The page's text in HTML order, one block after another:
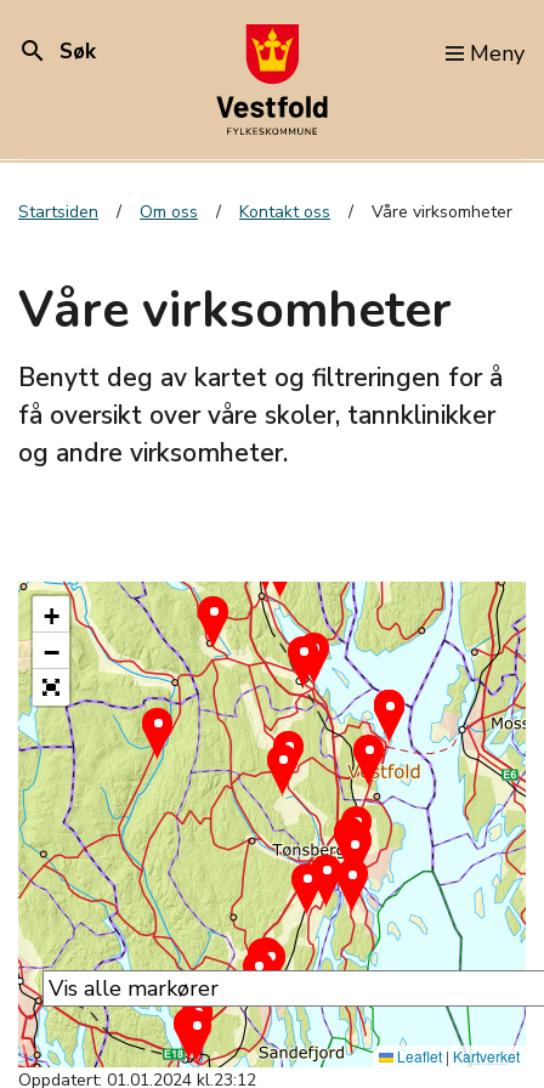
search Søk Meny
Startsiden Om oss Kontakt oss Våre virksomheter
Våre virksomheter
Benytt deg av kartet og filtreringen for å
få oversikt over våre skoler, tannklinikker
og andre virksomheter.
+
−
Leaflet | Kartverket
Oppdatert: 01.01.2024 kl.23:12